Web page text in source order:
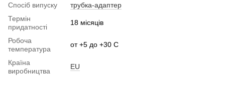
Спосіб випуску
трубка-адаптер
Термін
придатності
18 місяців
Робоча
температура
от +5 до +30 С
Країна
виробництва
EU